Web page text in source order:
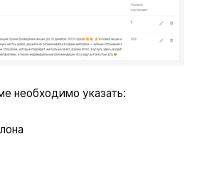
необходимо указать: